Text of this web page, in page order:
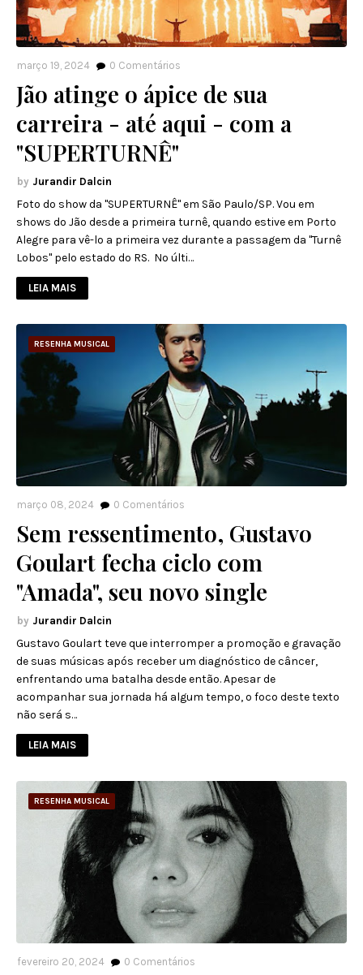
março 19, 2024 0 Comentários
Jão atinge o ápice de sua
carreira - até aqui - com a
"SUPERTURNÊ"
Jurandir Dalcin
Foto do show da "SUPERTURNÊ" em São Paulo/SP. Vou em
shows do Jão desde a primeira turnê, quando estive em Porto
Alegre para vê-lo a primeira vez durante a passagem da "Turnê
Lobos" pelo estado do RS. No últi…
LEIA MAIS
RESENHA MUSICAL
março 08, 2024 0 Comentários
Sem ressentimento, Gustavo
Goulart fecha ciclo com
"Amada", seu novo single
Jurandir Dalcin
Gustavo Goulart teve que interromper a promoção e gravação
de suas músicas após receber um diagnóstico de câncer,
enfrentando uma batalha desde então. Apesar de
acompanhar sua jornada há algum tempo, o foco deste texto
não será s…
LEIA MAIS
RESENHA MUSICAL
fevereiro 20, 2024 0 Comentários